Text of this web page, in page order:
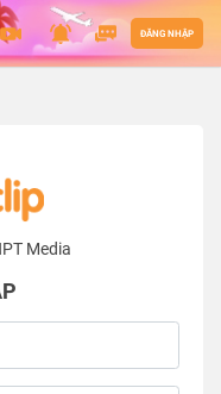
ĐĂNG NHẬP
Media